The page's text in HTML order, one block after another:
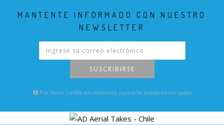
MANTENTE INFORMADO CON NUESTRO
NEWSLETTER
SUSCRIBIRSE
Por favor confie en nosotros, nunca le enviaremos spam